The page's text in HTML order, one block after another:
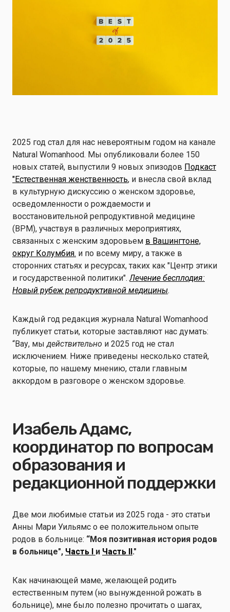
2025 год стал для нас невероятным годом на канале
Natural Womanhood. Мы опубликовали более 150
новых статей, выпустили 9 новых эпизодов Подкаст
"Естественная женственность, и внесла свой вклад
в культурную дискуссию о женском здоровье,
осведомленности о рождаемости и
восстановительной репродуктивной медицине
(ВРМ), участвуя в различных мероприятиях,
связанных с женским здоровьем в Вашингтоне,
округ Колумбия. и по всему миру, а также в
сторонних статьях и ресурсах, таких как "Центр этики
и государственной политики".Лечение бесплодия:
Новый рубеж репродуктивной медицины.
Каждый год редакция журнала Natural Womanhood
публикует статьи, которые заставляют нас думать:
“Вау, мыдействительно и 2025 год не стал
исключением. Ниже приведены несколько статей,
которые, по нашему мнению, стали главным
аккордом в разговоре о женском здоровье.
Изабель Адамс,
координатор по вопросам
образования и
редакционной поддержки
Две мои любимые статьи из 2025 года - это статьи
Анны Мари Уильямс о ее положительном опыте
родов в больнице: “Моя позитивная история родов
в больнице", Часть I и Часть II."
Как начинающей маме, желающей родить
естественным путем (но вынужденной рожать в
больнице), мне было полезно прочитать о шагах,